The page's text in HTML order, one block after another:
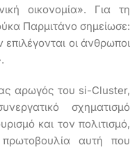
οικονομία». Για τη
Παρμιτάνο σημείωσε:
οι άνθρωποι
.
αρωγός του si-Cluster,
σχηματισμό
και τον πολιτισμό,
αυτή που